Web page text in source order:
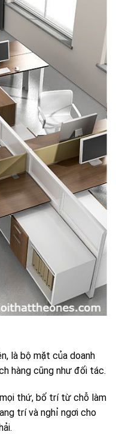
là bộ mặt của doanh
hàng cũng như đối tác.
thứ, bố trí từ chỗ làm
trí và nghỉ ngơi cho